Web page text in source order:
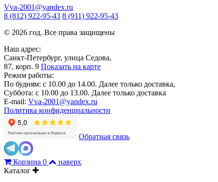
Vva-2001@yandex.ru
8 (812) 922-95-43 8 (911) 922-95-43
© 2026 год. Все права защищены
Наш адрес:
Санкт-Петербург, улица Седова,
87, корп. 9 Показать на карте
Режим работы:
По будням: с 10.00 до 14.00. Далее только доставка,
Суббота: с 10.00 до 13.00. Далее только доставка
E-mail: Vva-2001@yandex.ru
Политика конфиденциальности
Обратная связь
Корзина 0
наверх
Каталог